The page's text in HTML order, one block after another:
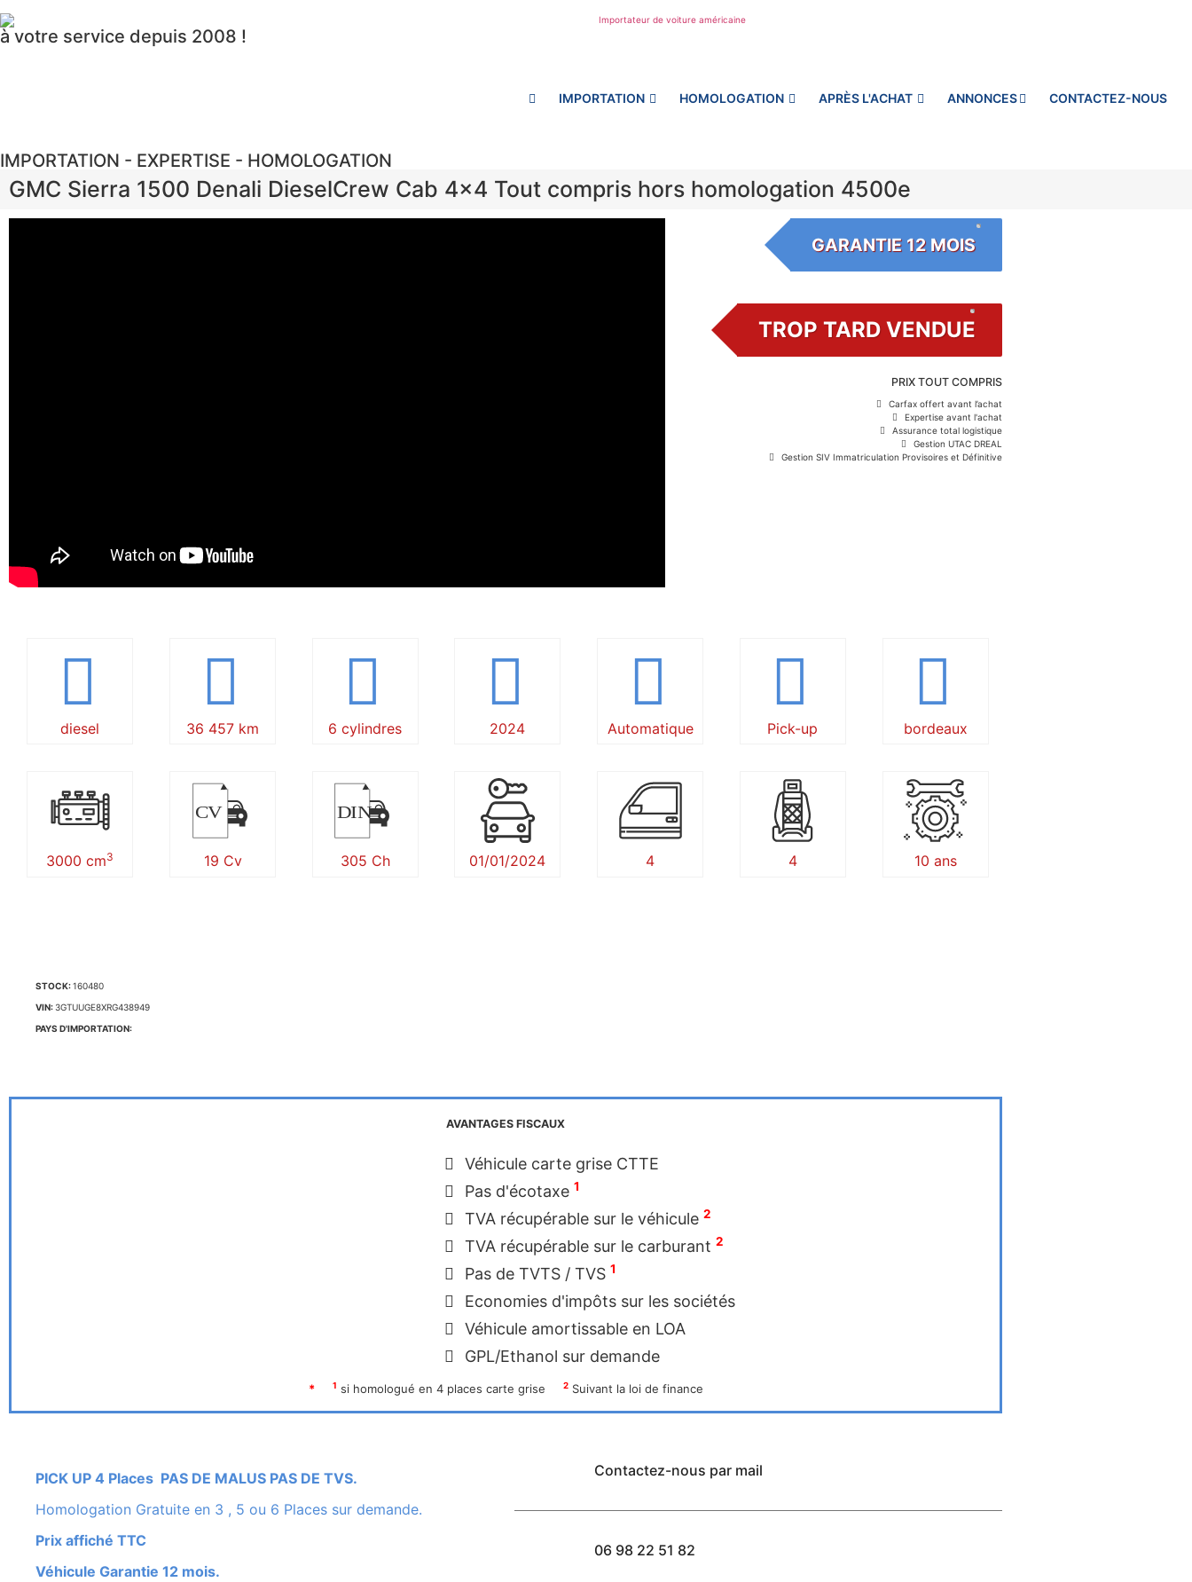
à votre service depuis 2008 !
IMPORTATION HOMOLOGATION APRÈS L'ACHAT ANNONCES CONTACTEZ-NOUS
IMPORTATION - EXPERTISE - HOMOLOGATION
GMC Sierra 1500 Denali DieselCrew Cab 4×4 Tout compris hors homologation 4500e
GARANTIE 12 MOIS
TROP TARD VENDUE
PRIX TOUT COMPRIS
Carfax offert avant l’achat
Expertise avant l'achat
Assurance total logistique
Gestion UTAC DREAL
Gestion SIV Immatriculation Provisoires et Définitive
diesel 36 457 km 6 cylindres 2024 Automatique Pick-up bordeaux
3000 cm3
CV
19 Cv
DIN
305 Ch 01/01/2024 4 4 10 ans
STOCK:160480
VIN:3GTUUGE8XRG438949
PAYS D'IMPORTATION:
AVANTAGES FISCAUX
Véhicule carte grise CTTE
Pas d'écotaxe 1
TVA récupérable sur le véhicule 2
TVA récupérable sur le carburant 2
Pas de TVTS / TVS 1
Economies d'impôts sur les sociétés
Véhicule amortissable en LOA
GPL/Ethanol sur demande
* 1 si homologué en 4 places carte grise 2 Suivant la loi de finance
PICK UP 4 Places PAS DE MALUS PAS DE TVS.
Homologation Gratuite en 3 , 5 ou 6 Places sur demande.
Prix affiché TTC
Véhicule Garantie 12 mois.
Contactez-nous par mail
06 98 22 51 82